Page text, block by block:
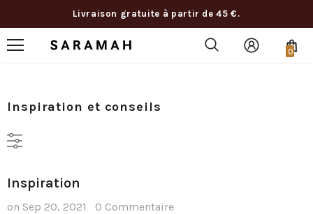
Livraison gratuite à partir de 45 €.
0
Inspiration et conseils
Inspiration
on Sep 20, 2021 0 Commentaire